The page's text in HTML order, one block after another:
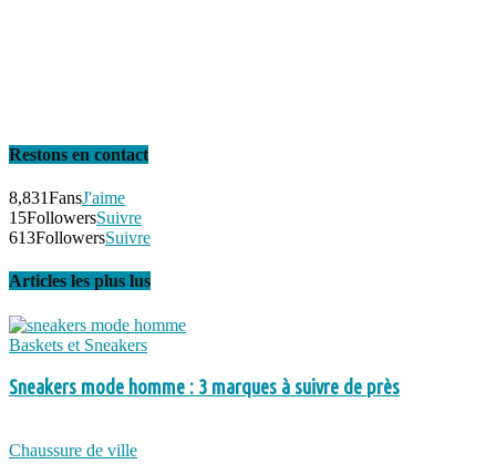
Restons en contact
8,831FansJ'aime
15FollowersSuivre
613FollowersSuivre
Articles les plus lus
Baskets et Sneakers
Sneakers mode homme : 3 marques à suivre de près
Chaussure de ville